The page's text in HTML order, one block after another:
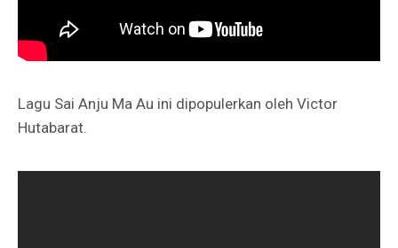
Lagu Sai Anju Ma Au ini dipopulerkan oleh Victor
Hutabarat.